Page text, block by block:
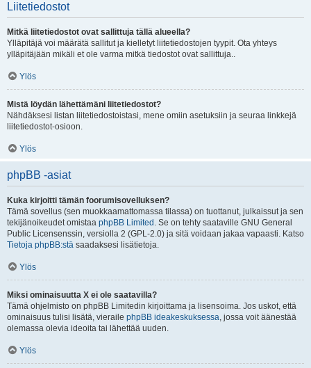
Liitetiedostot
Mitkä liitetiedostot ovat sallittuja tällä alueella?
Ylläpitäjä voi määrätä sallitut ja kielletyt liitetiedostojen tyypit. Ota yhteys
ylläpitäjään mikäli et ole varma mitkä tiedostot ovat sallittuja..
Ylös
Mistä löydän lähettämäni liitetiedostot?
Nähdäksesi listan liitetiedostoistasi, mene omiin asetuksiin ja seuraa linkkejä
liitetiedostot-osioon.
Ylös
phpBB -asiat
Kuka kirjoitti tämän foorumisovelluksen?
Tämä sovellus (sen muokkaamattomassa tilassa) on tuottanut, julkaissut ja sen
tekijänoikeudet omistaa phpBB Limited . Se on tehty saataville GNU General
Public Licensenssin, versiolla 2 (GPL-2.0) ja sitä voidaan jakaa vapaasti. Katso
Tietoja phpBB:stä saadaksesi lisätietoja.
Ylös
Miksi ominaisuutta X ei ole saatavilla?
Tämä ohjelmisto on phpBB Limitedin kirjoittama ja lisensoima. Jos uskot, että
ominaisuus tulisi lisätä, vieraile phpBB ideakeskuksessa, jossa voit äänestää
olemassa olevia ideoita tai lähettää uuden.
Ylös